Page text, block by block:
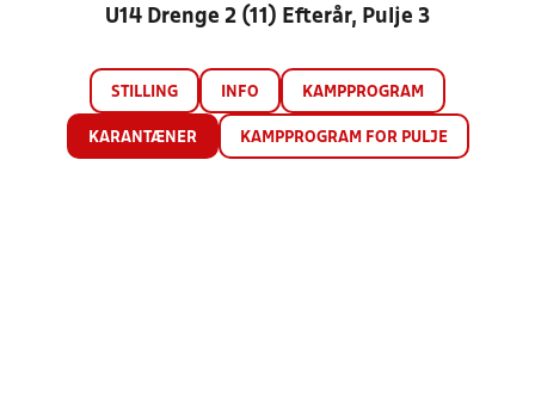
U14 Drenge 2 (11) Efterår, Pulje 3
STILLING INFO KAMPPROGRAM
KARANTÆNER KAMPPROGRAM FOR PULJE